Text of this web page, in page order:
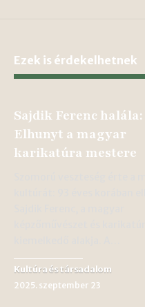
Ezek is érdekelhetnek
Sajdik Ferenc halála:
Elhunyt a magyar
karikatúra mestere
Kultúra és társadalom
2025. szeptember 23